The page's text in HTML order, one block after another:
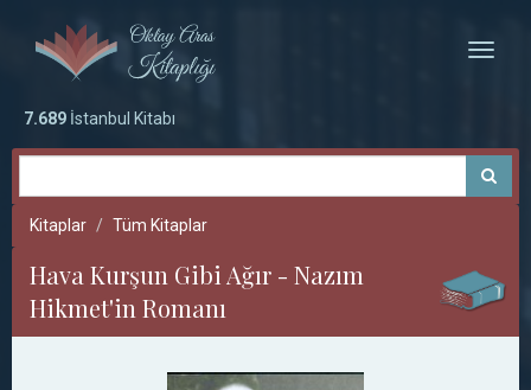
Toggle
7.689 İstanbul Kitabı
Kitaplar Tüm Kitaplar
Hava Kurşun Gibi Ağır - Nazım
Hikmet'in Romanı